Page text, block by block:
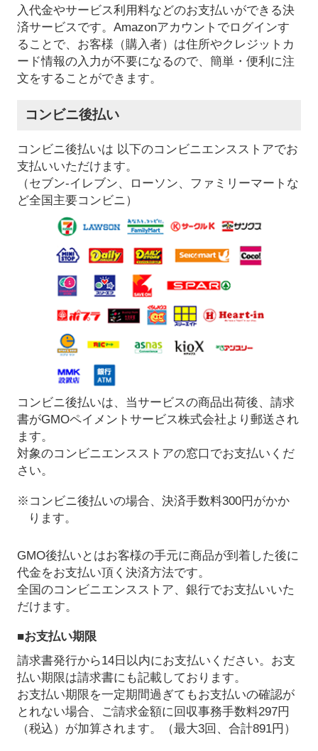
入代金やサービス利用料などのお支払いができる決
済サービスです。Amazonアカウントでログインす
ることで、お客様（購入者）は住所やクレジットカ
ード情報の入力が不要になるので、簡単・便利に注
文をすることができます。
コンビニ後払い
コンビニ後払いは 以下のコンビニエンスストアでお
支払いいただけます。
（セブン-イレブン、ローソン、ファミリーマートな
ど全国主要コンビニ）
コンビニ後払いは、当サービスの商品出荷後、請求
書がGMOペイメントサービス株式会社より郵送され
ます。
対象のコンビニエンスストアの窓口でお支払いくだ
さい。
※コンビニ後払いの場合、決済手数料300円がかか
ります。
GMO後払いとはお客様の手元に商品が到着した後に
代金をお支払い頂く決済方法です。
全国のコンビニエンスストア、銀行でお支払いいた
だけます。
■お支払い期限
請求書発行から14日以内にお支払いください。お支
払い期限は請求書にも記載しております。
お支払い期限を一定期間過ぎてもお支払いの確認が
とれない場合、ご請求金額に回収事務手数料297円
（税込）が加算されます。（最大3回、合計891円）